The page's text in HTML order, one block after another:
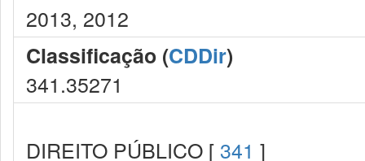
2013, 2012
Classificação (CDDir)
341.35271
DIREITO PÚBLICO [ 341 ]